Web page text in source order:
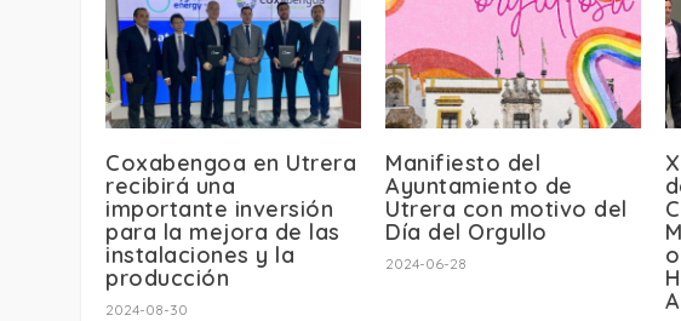
Coxabengoa en Utrera
recibirá una
importante inversión
para la mejora de las
instalaciones y la
producción
2024-08-30
Manifiesto del
Ayuntamiento de
Utrera con motivo del
Día del Orgullo
2024-06-28